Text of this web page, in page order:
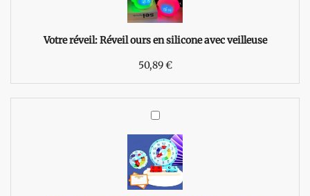
i
l
o
r
n
s
i
l
i
c
Votre réveil:Réveil ours en silicone avec veilleuse
50,89€
R
v
e
i
l